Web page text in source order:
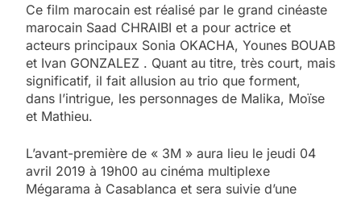
​Ce film marocain est réalisé par le grand cinéaste
marocain Saad CHRAIBI et a pour actrice et
acteurs principaux Sonia OKACHA, Younes BOUAB
et Ivan GONZALEZ . Quant au titre, très court, mais
significatif, il fait allusion au trio que forment,
dans l’intrigue, les personnages de Malika, Moïse
et Mathieu.​
​L’avant-première de « 3M » aura lieu le jeudi 04
avril 2019 à 19h00 au cinéma multiplexe
Mégarama à Casablanca et sera suivie d’une